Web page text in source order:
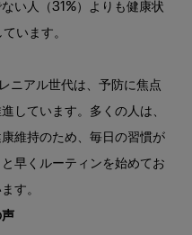
い人（31%）よりも健康状
います。
ニアル世代は、予防に焦点
しています。多くの人は、
維持のため、毎日の習慣が
早くルーティンを始めてお
す。